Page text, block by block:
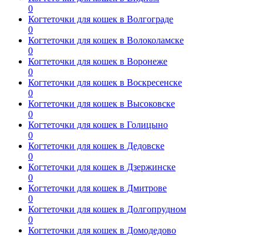
0
Когтеточки для кошек в Волгограде
0
Когтеточки для кошек в Волоколамске
0
Когтеточки для кошек в Воронеже
0
Когтеточки для кошек в Воскресенске
0
Когтеточки для кошек в Высоковске
0
Когтеточки для кошек в Голицыно
0
Когтеточки для кошек в Дедовске
0
Когтеточки для кошек в Дзержинске
0
Когтеточки для кошек в Дмитрове
0
Когтеточки для кошек в Долгопрудном
0
Когтеточки для кошек в Домодедово